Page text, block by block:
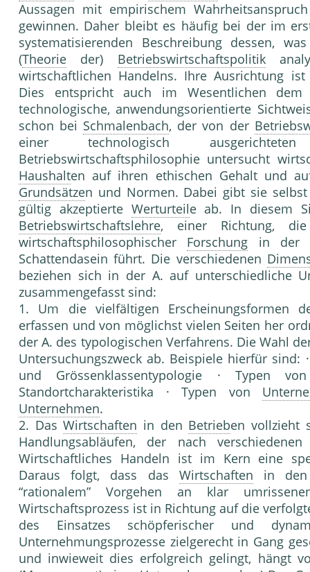
Aussagen mit empirischem
gewinnen. Daher bleibt es häufig bei der im
systematisierenden Beschreibung dessen,
(Theorie der) Betriebswirtschaftspolitik
wirtschaftlichen Handelns. Ihre Ausrichtung
Dies entspricht auch im Wesentlichen
technologische, anwendungsorientierte
schon bei Schmalenbach, der von der
einer technologisch
Betriebswirtschaftsphilosophie untersucht
Haushalten auf ihren ethischen Gehalt und
Grundsätzen und Normen. Dabei gibt sie
gültig akzeptierte Werturteile ab. In die­sem
Betriebswirtschaftslehre, einer Richtung,
wirtschaftsphilosophischer Forschung in der
Schattendasein führt. Die verschiedenen
beziehen sich in der A. auf unterschiedliche
zusammengefasst sind:
1. Um die vielfältigen Erscheinungsformen
erfassen und von möglichst vielen Seiten her
der A. des typologi­schen Verfahrens. Die Wahl
Untersuchungszweck ab. Beispiele hierfür sind:
und Grössenklassentypologie · Typen
Standortcharakteristika · Typen von
Unternehmen.
2. DasWirtschaften in den Betrieben vollzieht
Handlungsabläufen, der nach
Wirtschaftliches Handeln ist im Kern eine
Daraus folgt, dass das Wirtschaften in
“rationalem” Vorgehen an klar
Wirtschaftsprozess ist in Richtung auf die
des Einsatzes schöpferischer und
Unternehmungsprozesse zielgerecht in Gang
und inwieweit dies erfolgreich gelingt, hängt